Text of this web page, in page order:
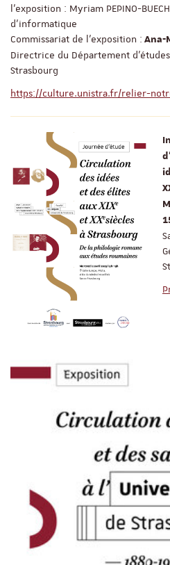
l’exposition : Myriam PEPINO-
d’informatique
Commissariat de l’exposition : Ana-
Directrice du Département
Strasbourg
https://culture.unistra.fr/relier-